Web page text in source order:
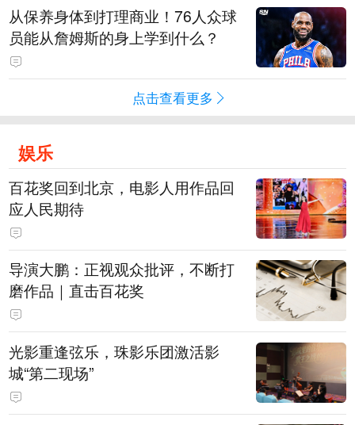
从保养身体到打理商业！76人众球
员能从詹姆斯的身上学到什么？
点击查看更多
娱乐
百花奖回到北京，电影人用作品回
应人民期待
导演大鹏：正视观众批评，不断打
磨作品｜直击百花奖
光影重逢弦乐，珠影乐团激活影
城“第二现场”